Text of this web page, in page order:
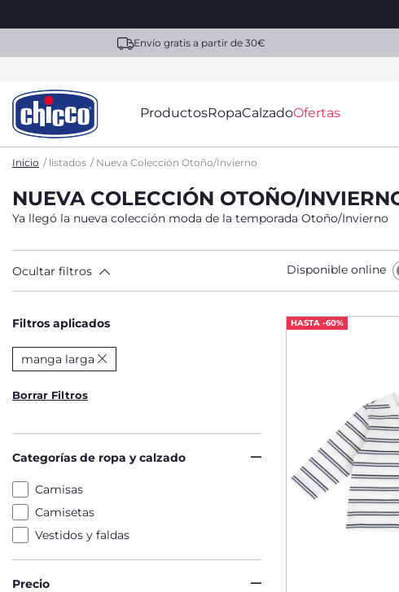
Envío gratis a partir de 30€
ProductosRopaCalzadoOfertas
Inicio listados Nueva Colección Otoño/Invierno
NUEVA COLECCIÓN OTOÑO/
Ya llegó la nueva colección moda de la temporada Otoño/Invierno
Ocultar filtros Disponible online
Filtros aplicados
manga larga
Borrar Filtros
Categorías de ropa y calzado
Camisas
Camisetas
Vestidos y faldas
Precio
HASTA -60%